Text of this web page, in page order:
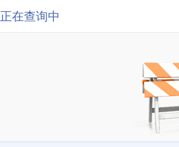
正在查询中